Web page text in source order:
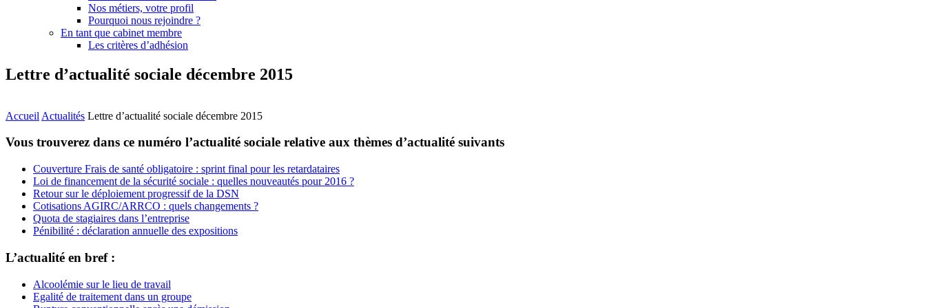
Nos métiers, votre profil
Pourquoi nous rejoindre ?
En tant que cabinet membre
Les critères d’adhésion
Lettre d’actualité sociale décembre 2015
Accueil Actualités Lettre d’actualité sociale décembre 2015
Vous trouverez dans ce numéro l’actualité sociale relative aux thèmes d’actualité suivants
Couverture Frais de santé obligatoire : sprint final pour les retardataires
Loi de financement de la sécurité sociale : quelles nouveautés pour 2016 ?
Retour sur le déploiement progressif de la DSN
Cotisations AGIRC/ARRCO : quels changements ?
Quota de stagiaires dans l’entreprise
Pénibilité : déclaration annuelle des expositions
L’actualité en bref :
Alcoolémie sur le lieu de travail
Egalité de traitement dans un groupe